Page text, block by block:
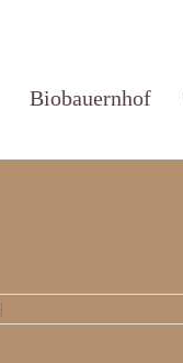
Biobauernhof